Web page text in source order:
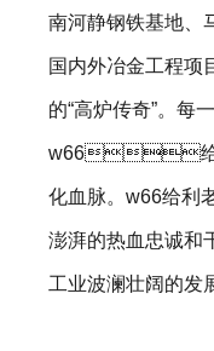
南河静钢铁基地、
国内外冶金工程项
的“高炉传奇”。每
w66给利
化血脉。w66给利
澎湃的热血忠诚和
工业波澜壮阔的发